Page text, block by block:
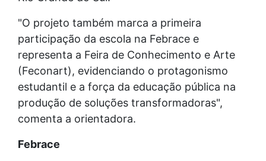
"O projeto também marca a primeira
participação da escola na Febrace e
representa a Feira de Conhecimento e Arte
(Feconart), evidenciando o protagonismo
estudantil e a força da educação pública na
produção de soluções transformadoras",
comenta a orientadora.
Febrace